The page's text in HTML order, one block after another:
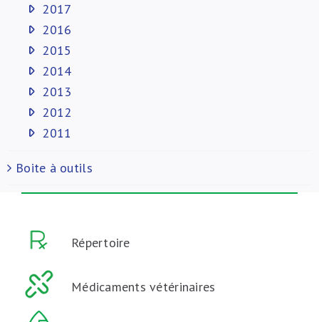
2017
2016
2015
2014
2013
2012
2011
Boite à outils
Répertoire
Médicaments vétérinaires